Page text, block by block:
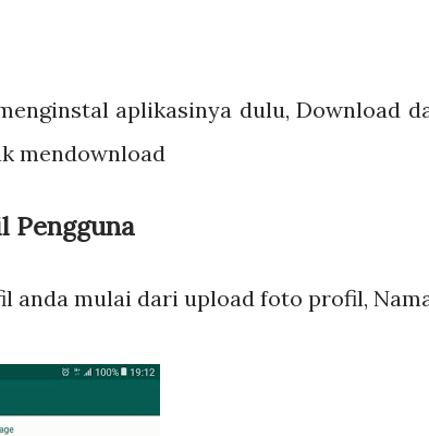
aplikasinya dulu, Download
mendownload
Pengguna
mulai dari upload foto profil,